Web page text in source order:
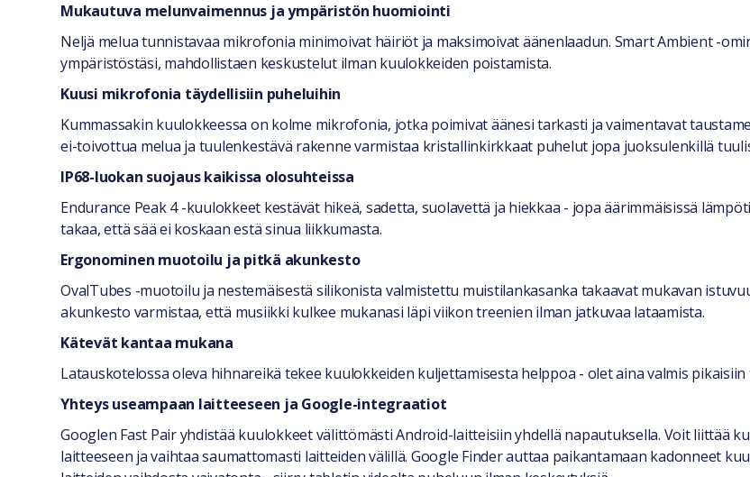
Mukautuva melunvaimennus ja ympäristön huomiointi
Neljä melua tunnistavaa mikrofonia minimoivat häiriöt ja maksimoivat äänenlaadun. Smart Ambient -
ympäristöstäsi, mahdollistaen keskustelut ilman kuulokkeiden poistamista.
Kuusi mikrofonia täydellisiin puheluihin
Kummassakin kuulokkeessa on kolme mikrofonia, jotka poimivat äänesi tarkasti ja vaimentavat
ei-toivottua melua ja tuulenkestävä rakenne varmistaa kristallinkirkkaat puhelut jopa juoksulenkillä
IP68-luokan suojaus kaikissa olosuhteissa
Endurance Peak 4 -kuulokkeet kestävät hikeä, sadetta, suolavettä ja hiekkaa - jopa äärimmäisissä
takaa, että sää ei koskaan estä sinua liikkumasta.
Ergonominen muotoilu ja pitkä akunkesto
OvalTubes -muotoilu ja nestemäisestä silikonista valmistettu muistilankasanka takaavat mukavan
akunkesto varmistaa, että musiikki kulkee mukanasi läpi viikon treenien ilman jatkuvaa lataamista.
Kätevät kantaa mukana
Latauskotelossa oleva hihnareikä tekee kuulokkeiden kuljettamisesta helppoa - olet aina valmis pikaisiin
Yhteys useampaan laitteeseen ja Google-integraatiot
Googlen Fast Pair yhdistää kuulokkeet välittömästi Android-laitteisiin yhdellä napautuksella. Voit liittää
laitteeseen ja vaihtaa saumattomasti laitteiden välillä. Google Finder auttaa paikantamaan kadonneet